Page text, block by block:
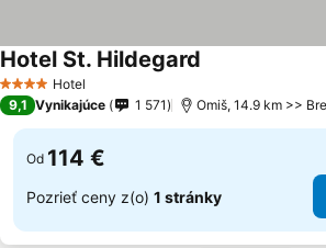
4 Počet hviezdičiek
Hotel
Hotel St. Hildegard
9,1 Vynikajúce 1 571 Omiš, 14.9 km >>
Od 114 €
Pozrieť ceny z(o) 1 stránky